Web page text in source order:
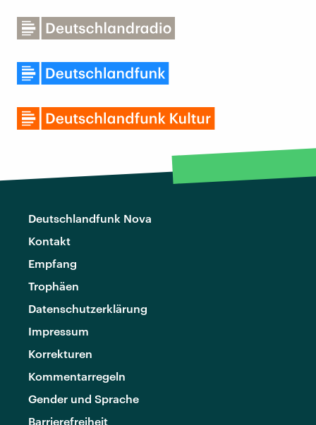
Deutschlandfunk Nova
Kontakt
Empfang
Trophäen
Datenschutzerklärung
Impressum
Korrekturen
Kommentarregeln
Gender und Sprache
Barrierefreiheit